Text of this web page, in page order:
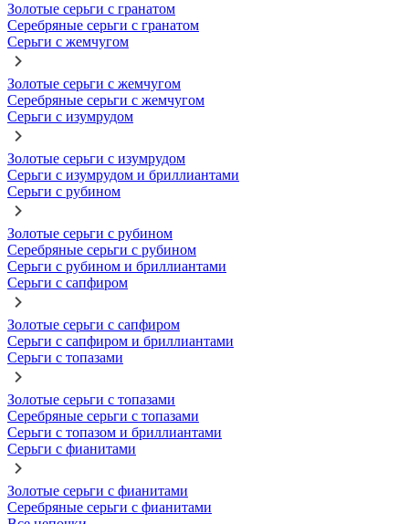
Золотые серьги с гранатом
Серебряные серьги с гранатом
Серьги с жемчугом
Золотые серьги с жемчугом
Серебряные серьги с жемчугом
Серьги с изумрудом
Золотые серьги с изумрудом
Серьги с изумрудом и бриллиантами
Серьги с рубином
Золотые серьги с рубином
Серебряные серьги с рубином
Серьги с рубином и бриллиантами
Серьги с сапфиром
Золотые серьги с сапфиром
Серьги с сапфиром и бриллиантами
Серьги с топазами
Золотые серьги с топазами
Серебряные серьги с топазами
Серьги с топазом и бриллиантами
Серьги с фианитами
Золотые серьги с фианитами
Серебряные серьги с фианитами